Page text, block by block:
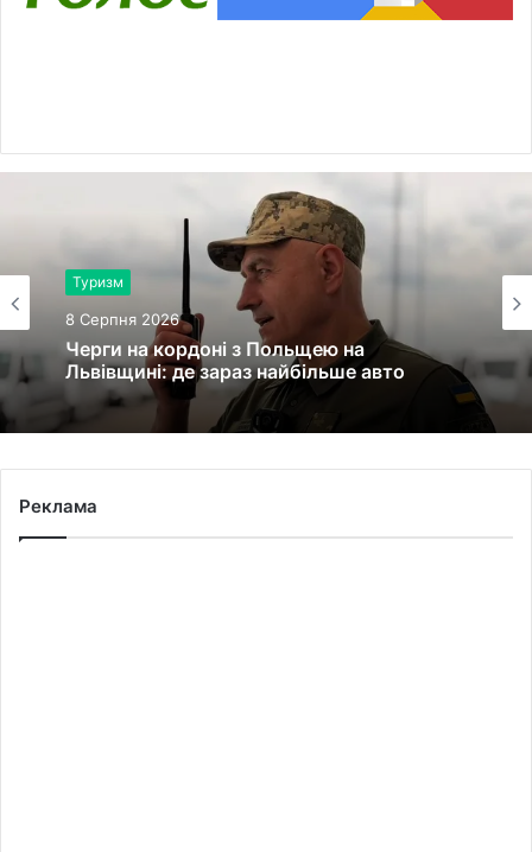
Здоров'я
У львівській лікарні святої Анни
народилися двійнята з окремими
плацентами
Реклама